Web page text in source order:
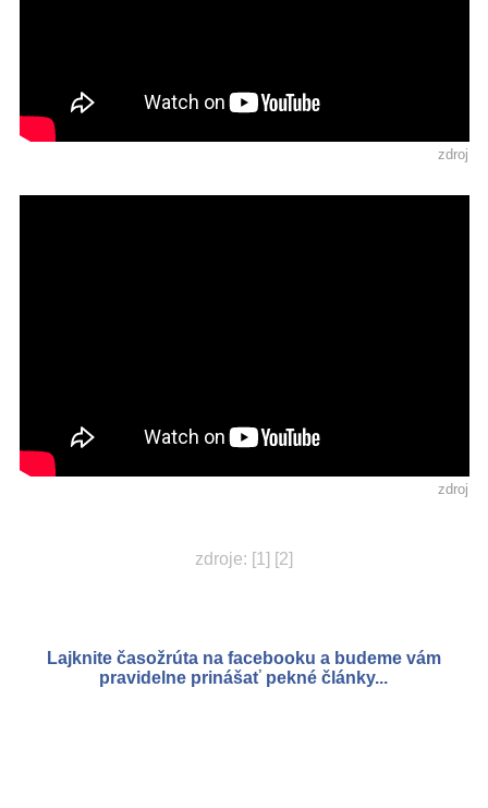
zdroj
zdroj
zdroje: [1] [2]
Lajknite časožrúta na facebooku a budeme vám
pravidelne prinášať pekné články...